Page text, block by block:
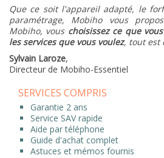
Que ce soit l'appareil adapté, le
paramétrage, Mobiho vous
Mobiho, vous choisissez ce que
les services que vous voulez, tout est
Sylvain Laroze,
Directeur de Mobiho-Essentiel
SERVICES COMPRIS
Garantie 2 ans
Service SAV rapide
Aide par téléphone
Guide d'achat complet
Astuces et mémos fournis